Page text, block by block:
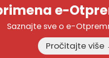
e-
Saznajte sve o e-